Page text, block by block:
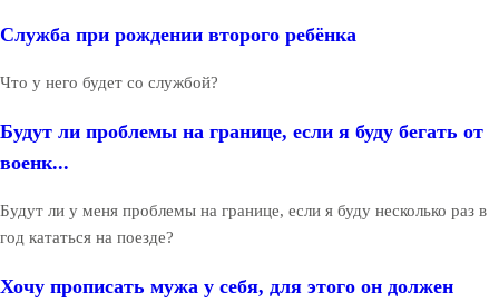
Служба при рождении второго ребёнка
Что у него будет со службой?
Будут ли проблемы на границе, если я буду бегать от
военк...
Будут ли у меня проблемы на границе, если я буду несколько раз в
год кататься на поезде?
Хочу прописать мужа у себя, для этого он должен